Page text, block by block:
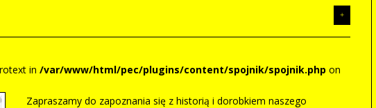
in /var/www/html/pec/plugins/content/spojnik/spojnik.php on
Zapraszamy do zapoznania się z historią i dorobkiem naszego